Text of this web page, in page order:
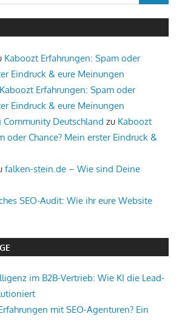
Kaboozt Erfahrungen: Spam oder
Eindruck & eure Meinungen
Kaboozt Erfahrungen: Spam oder
Eindruck & eure Meinungen
Deutschland zu Kaboozt
oder Chance? Mein erster Eindruck &
falken-stein.de – Wie sind Deine
SEO-Audit: Wie ihr eure Website
im B2B-Vertrieb: Wie KI die Lead-
mit SEO-Agenturen? Ein